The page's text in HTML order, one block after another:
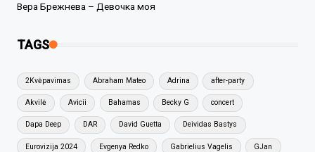
Вера Брежнева – Девочка моя
TAGS
2Kvėpavimas Abraham Mateo Adrina after-party
Akvilė Avicii Bahamas Becky G concert
Dapa Deep DAR David Guetta Deividas Bastys
Eurovizija 2024 Evgenya Redko Gabrielius Vagelis GJan